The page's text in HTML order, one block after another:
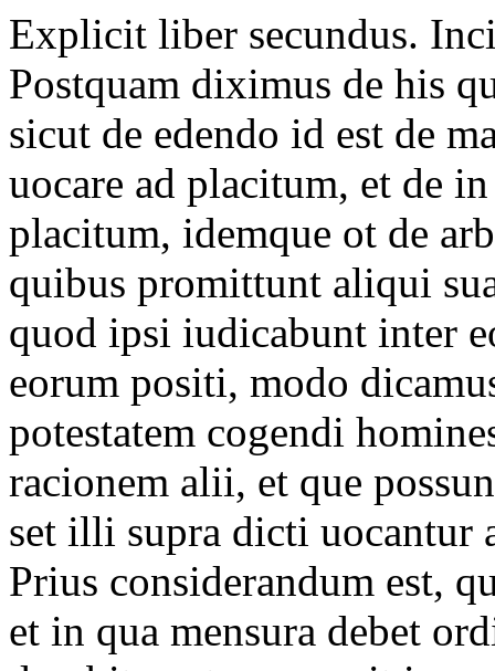
Explicit liber secundus. Incipit liber tercius. I. De iudiciis. || Postquam diximus de his que in iudiciis sunt necessaria, sicut de edendo id est de manifestando alii quare uult eum uocare ad placitum, et de in ius uocando aliquem ad placitum, idemque ot de arbitris, id est de illis personis in quibus promittunt aliqui sua uoluntate ut faciant secundum quod ipsi iudicabunt inter eos, quamuis non sint in potestate eorum positi, modo dicamus de personis illis que habent potestatem cogendi homines ad placitum, ut unus faciat racionem alii, et que possunt iudicare sine omni securitate. set illi supra dicti uocantur arbitri, isti uero uocantur iudices. Prius considerandum est, quid est iudicium, et in qua forma et in qua mensura debet ordinari, et usque ad quod tempus durabit post quam erit inceptum, et quam potestatem et quem ualorem habeat. Inter iudicium et arbitrum talis est differencia, quia iudicium fit per publicam personam et potestatem comunem, arbiter est priuata persona. adhuc est ibi alia differencia, quia arbiter non potest cogere aliquos ut obediant sue sentencie, || nisi per pignora uel per promissam penam uel por securitatem, sicut dictum est supra: set si iudox dederit sentenciam inter aliquos et ipsi nolunt obedire, iudex potest eos cogere, quamuis non habeat inde pignora uel manuleuatores, uel etiam pena non sit promissa. Mensura et forma debet considerari in principio iudicii et in fine. similiter persona iudicis et actoris et rei inspicienda est. II. Quis potest esse iudex et qui non. Iudex talis debet esse quod non possit refutari natura nec lege. natura refutantur minores XXV annis, sicut non possunt esse arbitri. similiter surdi et muti. iure refutantur femine et serui et infames. III. Quis potest stare in placito. Persona quoque actoris et rei debet esse talis que non possit refutari natura uel iure. natura proibentur surdi et muti et fatui, id est illi qui non bene habent memoriam, et minores XXV annis. iure proibentur serui et illi quibus uetita est administracio suarum rerum. set omnes illi possunt placitari qui possunt facere dampnum suum. item omnes isti possunt placitari, si abent tutores uel curatores, et si non habent, ipsi debent eos petere, et licet ipsi non uelint, potestas loci debet eis dare curatorem qui faciat placitum pro eis. IIII. De quibus rebus potest esse placitum et de quibus non. || Causa debet esse pecuniaria, id est de pecunia uel talis que possit extimari pro pecunia, sicuti terra uel domus, uel debet esse criminalis. set si fuerit alia questio, sicuti de magnitudine terre uel de uiribus herbarum, iudex non debet illam audire. Persona rei debet conspici, sicut et persona tutoris qui non dedit manuleuatores ut saluaret res ipsius cuius est tutor, quia tutor ille non potest placitari pro eo cuius est tutor nec potest eum deffendere. Forma iudicii debet animaduerti, que talis debet esse quod iudex et actor et reus debent singuli exercere suam officiurn, et hoc infra legitimum tempus, id est infra III annos post quam placitum est incohatum. V. Quod sit officium iudicis. Iudicis officium est ut causam audiat et ut partes cogat uenire ad placitum. hoc facto sepe debet querere a partibus si plus uelint aliquid dicere. postea debet cogitare de causa, et cuius sit racio debet cognoscere, et sic sentenciam in scriptis debet recitare in presencia ipsarum parcium. Aliquando tamen est quod iudex potest dare sentenciam, quamuis non sint ibi ambe partes: sicuti in hoc casu. si una parcium, sicuti si actor noluerit uenire ad placitum post quam inceptum est et post quam uocatus est a iudice et iu||dex fecit hoc scire reo, iudex debet mittere unum edictum actori, id est debet ei mittere litteras ut ueniat ad placitum. si autem non uenerit usque ad XXX dies, mittat ei aliud edictum, et si iterum non uenerit usque ad XXX dies, debet mittere alias literas. et si istis ultimis uenire contempserit nec alium qui placitetur pro eo miserit, debet habere spacium unius anni. quod si infra spacium unius anni non uenit, iudex debet finire placitum in presencia alterius partis sicut lex precipit. set si infra annum uenerit ad placitum, non debet audiri donec reddat expensas quas alius moderate fecit in causa, nec debet recedere a placito donec finiatur. et si recesserit et annus finiatur, tunc perdit racionem suam et omnem peticionem quam faciebat. Si autem reus fuerit absens, id est ille de quo facta fuit reclamacio, post quam placitum erit inceptum, iudex debet eum